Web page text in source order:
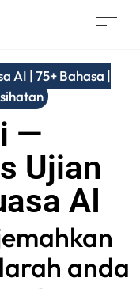
AI | 75+ Bahasa |
—
Ujian
AI
anda